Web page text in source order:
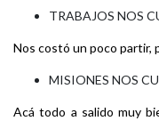
TRABAJOS NOS
Nos costó un poco partir,
MISIONES NOS
Acá todo a salido muy